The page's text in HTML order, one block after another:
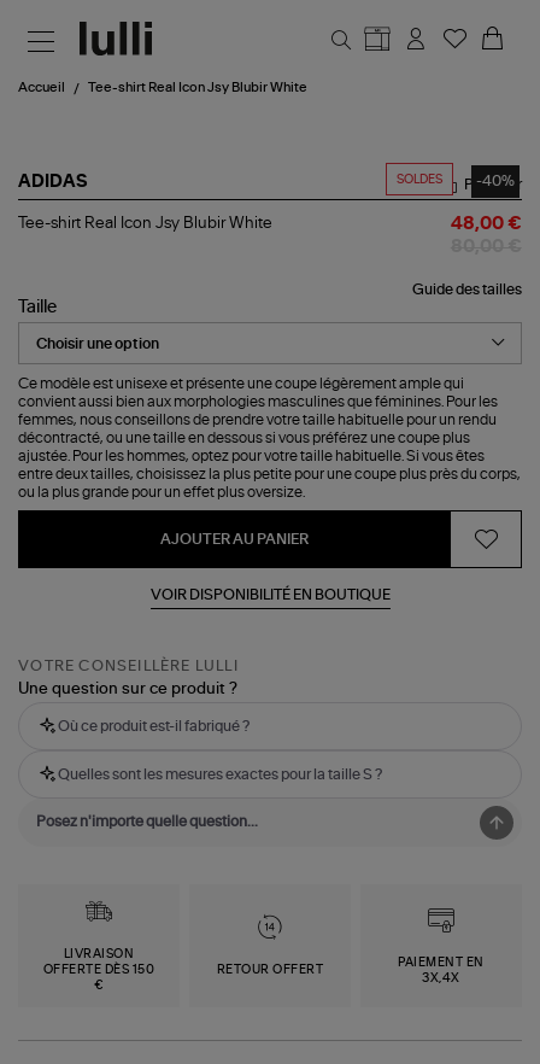
Accueil Tee-shirt Real Icon Jsy Blubir White
SOLDES -40%
ADIDAS
Tee-
Jsy
Blubir
White
Partager
Tee-shirt Real Icon Jsy Blubir White 48,00 €
Guide des tailles
Taille
Ce modèle est unisexe et présente une coupe légèrement ample qui
convient aussi bien aux morphologies masculines que féminines. Pour les
femmes, nous conseillons de prendre votre taille habituelle pour un rendu
décontracté, ou une taille en dessous si vous préférez une coupe plus
ajustée. Pour les hommes, optez pour votre taille habituelle. Si vous êtes
entre deux tailles, choisissez la plus petite pour une coupe plus près du corps,
ou la plus grande pour un effet plus oversize.
AJOUTER AU PANIER
VOIR DISPONIBILITÉ EN BOUTIQUE
VOTRE CONSEILLÈRE LULLI
Une question sur ce produit ?
Où ce produit est-il fabriqué ?
Quelles sont les mesures exactes pour la taille S ?
LIVRAISON
OFFERTE DÈS 150
€
RETOUR OFFERT
PAIEMENT EN
3X,4X